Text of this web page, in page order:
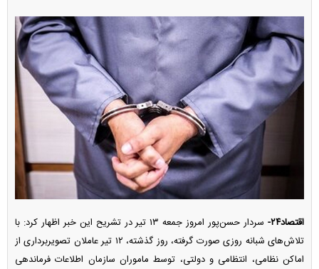
اقتصاد۲۴-
سردار حسن‌پور امروز جمعه ۱۳ تیر در تشریح این خبر اظهار کرد: با
تلاش‌های شبانه روزی صورت گرفته، روز گذشته، ۱۲ تیر عاملان تصویربرداری از
اماکن نظامی، انتظامی و دولتی، توسط ماموران سازمان اطلاعات فرماندهی